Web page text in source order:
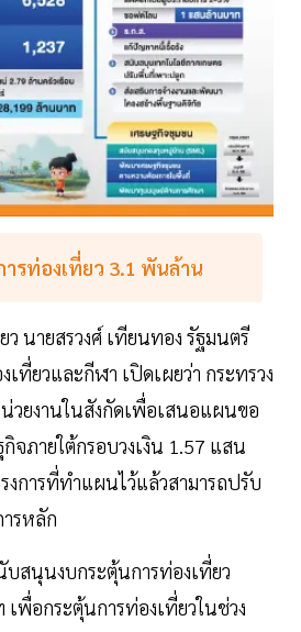
ารท่องเที่ยว 3.1 พันล้าน
นายสรวงศ์ เทียนทอง รัฐมนตรี
เที่ยวและกีฬา เปิดเผยว่า กระทรวง
วยงานในสังกัดเพื่อเสนอแผนขอ
จภายใต้กรอบวงเงิน 1.57 แสน
งการที่ทำแผนไว้แล้วสามารถปรับ
ารหลัก
บสนุนงบกระตุ้นการท่องเที่ยว
เพื่อกระตุ้นการท่องเที่ยวในช่วง